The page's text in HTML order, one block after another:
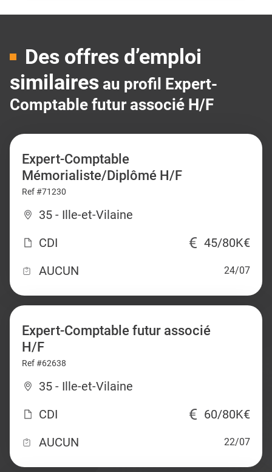
Des offres d’emploi
similaires au profil Expert-
Comptable futur associé H/F
Expert-Comptable
Mémorialiste/Diplômé H/F
Ref #71230
35 - Ille-et-Vilaine
CDI
45/80K€
AUCUN
24/07
Expert-Comptable futur associé
H/F
Ref #62638
35 - Ille-et-Vilaine
CDI
60/80K€
AUCUN
22/07